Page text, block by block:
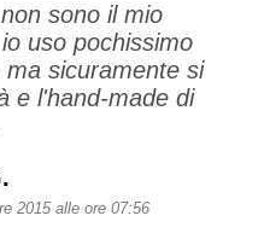
sono il mio
uso pochissimo
sicuramente si
e l'hand-made di
2015 alle ore 07:56